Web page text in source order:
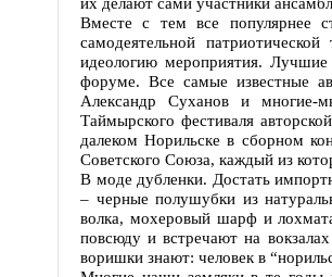
Вместе с тем все популярнее
самодеятельной
идеологию мероприятия.
форуме. Все самые известные
Александр Суханов и
Таймырского фестиваля
далеком Норильске в сборном
Советского Союза, каждый из
В моде дубленки. Достать
– черные полушубки из
волка, мохеровый шарф и
повсюду и встречают на
воришки знают: человек в